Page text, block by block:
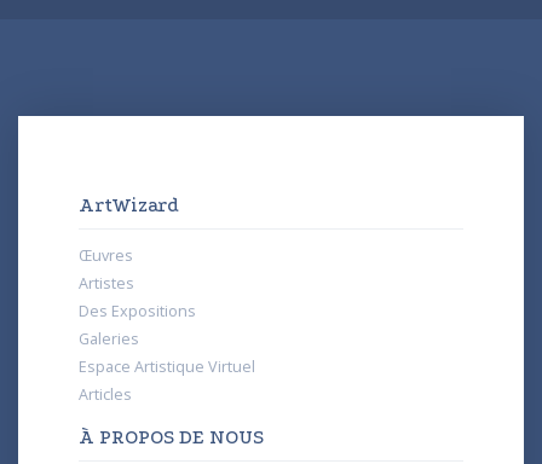
ArtWizard
Œuvres
Artistes
Des Expositions
Galeries
Espace Artistique Virtuel
Articles
À PROPOS DE NOUS